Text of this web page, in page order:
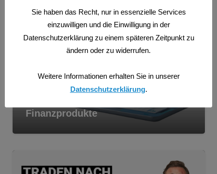
TRADEN NACH MARKTSTRUKTUREN
Finanzprodukte
Sie haben das Recht, nur in essenzielle Services
einzuwilligen und die Einwilligung in der
Datenschutzerklärung zu einem späteren Zeitpunkt zu
ändern oder zu widerrufen.
Weitere Informationen erhalten Sie in unserer
Datenschutzerklärung.